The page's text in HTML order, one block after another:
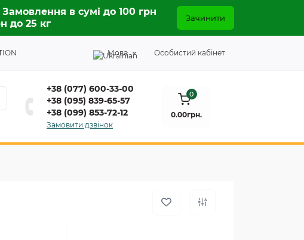
в сумі до 100 грн
до 25 кг
Зачинити
Мова Особистий кабінет
+38 (077) 600-33-00
+38 (095) 839-65-57
+38 (099) 853-72-12
Замовити дзвінок
0
0.00грн.